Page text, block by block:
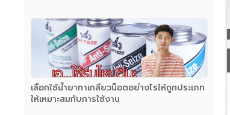
เลือกใช้น้ำยาทาเกลียวน็อตอย่างไรให้ถูกประเภท
ให้เหมาะสมกับการใช้งาน